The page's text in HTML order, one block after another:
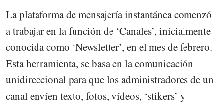
La plataforma de mensajería instantánea comenzó
a trabajar en la función de ‘Canales’, inicialmente
conocida como ‘Newsletter’, en el mes de febrero.
Esta herramienta, se basa en la comunicación
unidireccional para que los administradores de un
canal envíen texto, fotos, vídeos, ‘stikers’ y